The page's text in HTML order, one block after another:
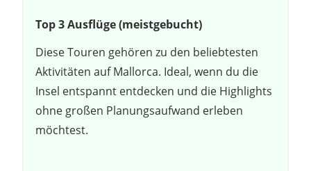
Top 3 Ausflüge (meistgebucht)
Diese Touren gehören zu den beliebtesten
Aktivitäten auf Mallorca. Ideal, wenn du die
Insel entspannt entdecken und die Highlights
ohne großen Planungsaufwand erleben
möchtest.